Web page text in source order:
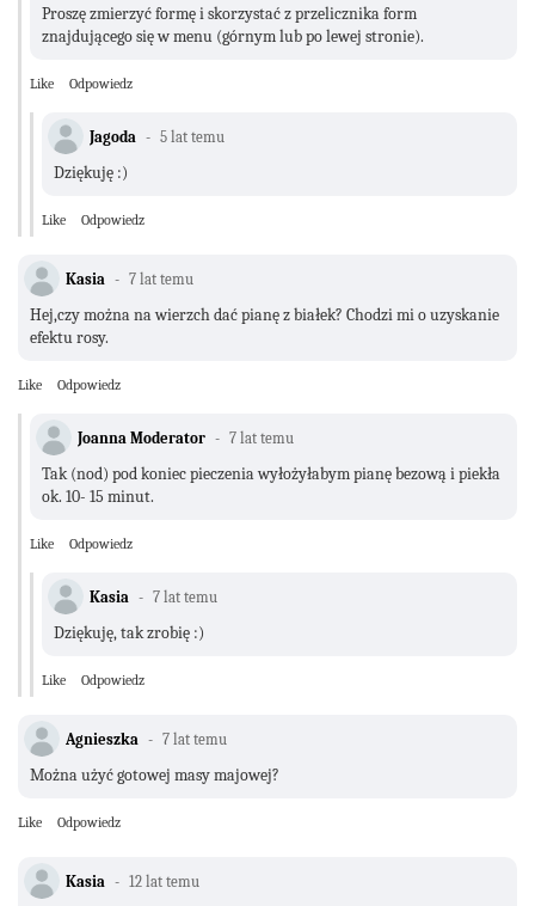
Proszę zmierzyć formę i skorzystać z przelicznika form
znajdującego się w menu (górnym lub po lewej stronie).
Like Odpowiedz
Jagoda 5 lat temu
Dziękuję :)
Like Odpowiedz
Kasia 7 lat temu
Hej,czy można na wierzch dać pianę z białek? Chodzi mi o uzyskanie
efektu rosy.
Like Odpowiedz
Joanna Moderator 7 lat temu
Tak (nod) pod koniec pieczenia wyłożyłabym pianę bezową i piekła
ok. 10- 15 minut.
Like Odpowiedz
Kasia 7 lat temu
Dziękuję, tak zrobię :)
Like Odpowiedz
Agnieszka 7 lat temu
Można użyć gotowej masy majowej?
Like Odpowiedz
Kasia 12 lat temu